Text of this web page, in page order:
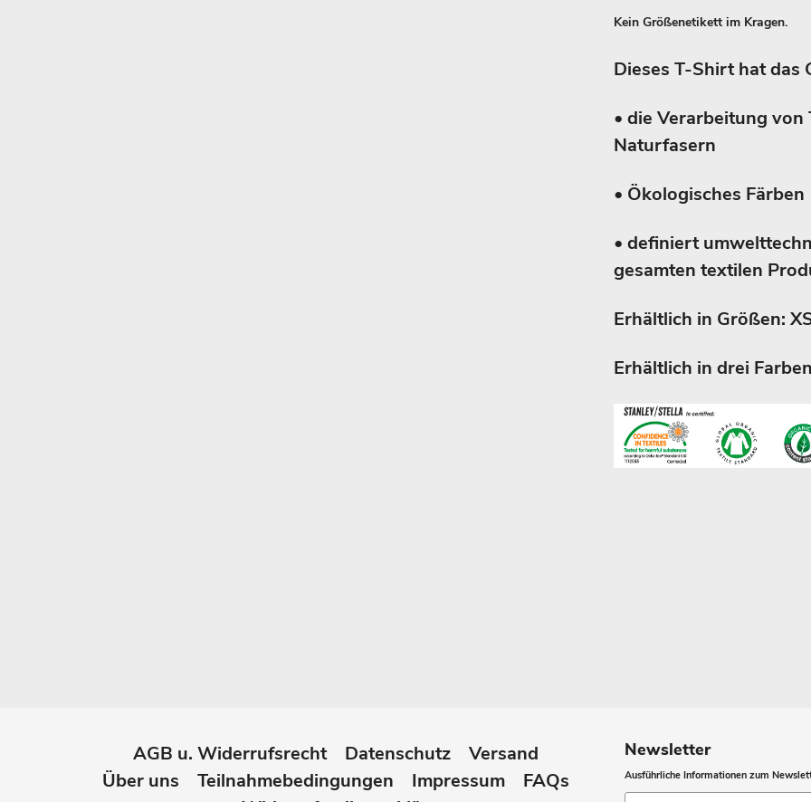
Kein Größenetikett im Kragen.
Dieses T-Shirt hat das
• die Verarbeitung
Naturfasern
• Ökologisches Färben
• definiert
gesamten textilen
Erhältlich in Größen:
Erhältlich in drei
AGB u. Widerrufsrecht Datenschutz
Versand
Über uns
Teilnahmebedingungen Impressum
FAQs
Newsletter
Ausführliche Informationen zum